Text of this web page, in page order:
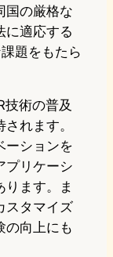
国の厳格な
に適応する
題をもたら
術の普及
れます。
ーションを
プリケーシ
ります。ま
スタマイズ
の向上にも